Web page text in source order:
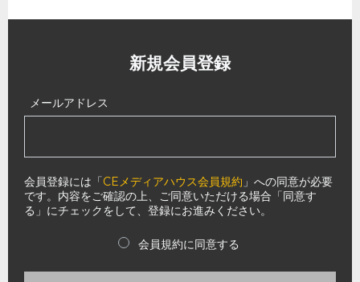
新規会員登録
メールアドレス
会員登録には「CEメディアハウス会員規約 」への同意が必要
です。内容をご確認の上、ご同意いただける場合「同意す
る」にチェックをして、登録にお進みください。
会員規約に同意する